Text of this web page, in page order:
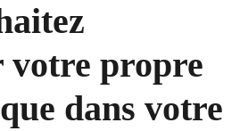
votre propre
dans votre